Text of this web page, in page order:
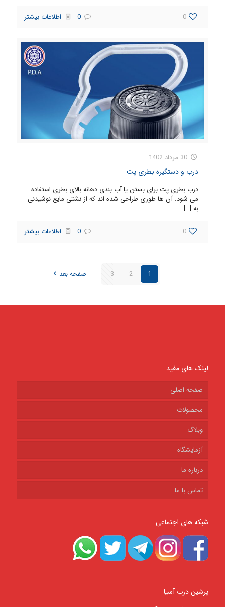
0
0 اطلاعات بیشتر
30 مرداد 1402
درب و دستگیره بطری پت
درب بطری پت برای بستن یا آب بندی دهانه بالای بطری استفاده
می شود. آن ها طوری طراحی شده اند که از نشتی مایع نوشیدنی
به […]
0
0 اطلاعات بیشتر
1
2
3 صفحه بعد
لینک های مفید
صفحه اصلی
محصولات
وبلاگ
آزمایشگاه
درباره ما
تماس با ما
شبکه های اجتماعی
پرشین درب آسیا